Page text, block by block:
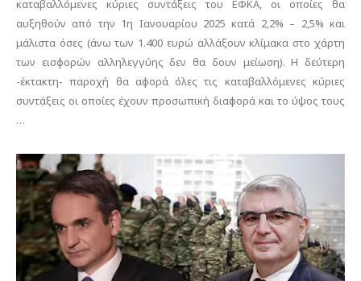
καταβαλλόμενες κύριες συντάξεις του ΕΦΚΑ, οι οποίες θα
αυξηθούν από την 1η Ιανουαρίου 2025 κατά 2,2% – 2,5% και
μάλιστα όσες (άνω των 1.400 ευρώ αλλάξουν κλίμακα στο χάρτη
των εισφορών αλληλεγγύης δεν θα δουν μείωση). Η δεύτερη
-έκτακτη- παροχή θα αφορά όλες τις καταβαλλόμενες κύριες
συντάξεις οι οποίες έχουν προσωπική διαφορά και το ύψος τους
…